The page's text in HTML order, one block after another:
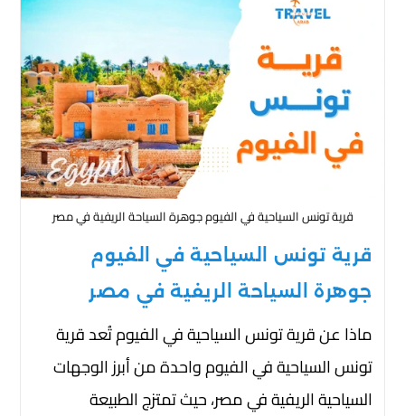
قرية تونس السياحية في الفيوم جوهرة السياحة الريفية في مصر
قرية تونس السياحية في الفيوم
جوهرة السياحة الريفية في مصر
ماذا عن قرية تونس السياحية في الفيوم تُعد قرية
تونس السياحية في الفيوم واحدة من أبرز الوجهات
السياحية الريفية في مصر، حيث تمتزج الطبيعة